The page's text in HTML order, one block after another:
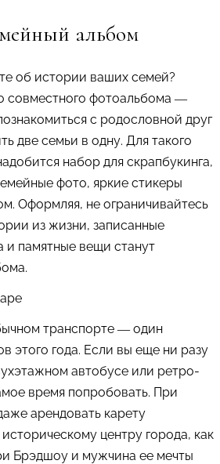
альбом
об истории ваших семей?
совместного фотоальбома —
с родословной друг
две семьи в одну. Для такого
набор для скрапбукинга,
фото, яркие стикеры
Оформляя, не ограничивайтесь
из жизни, записанные
и памятные вещи станут
транспорте — один
этого года. Если вы еще ни разу
автобусе или ретро-
время попробовать. При
арендовать карету
центру города, как
Брэдшоу и мужчина ее мечты